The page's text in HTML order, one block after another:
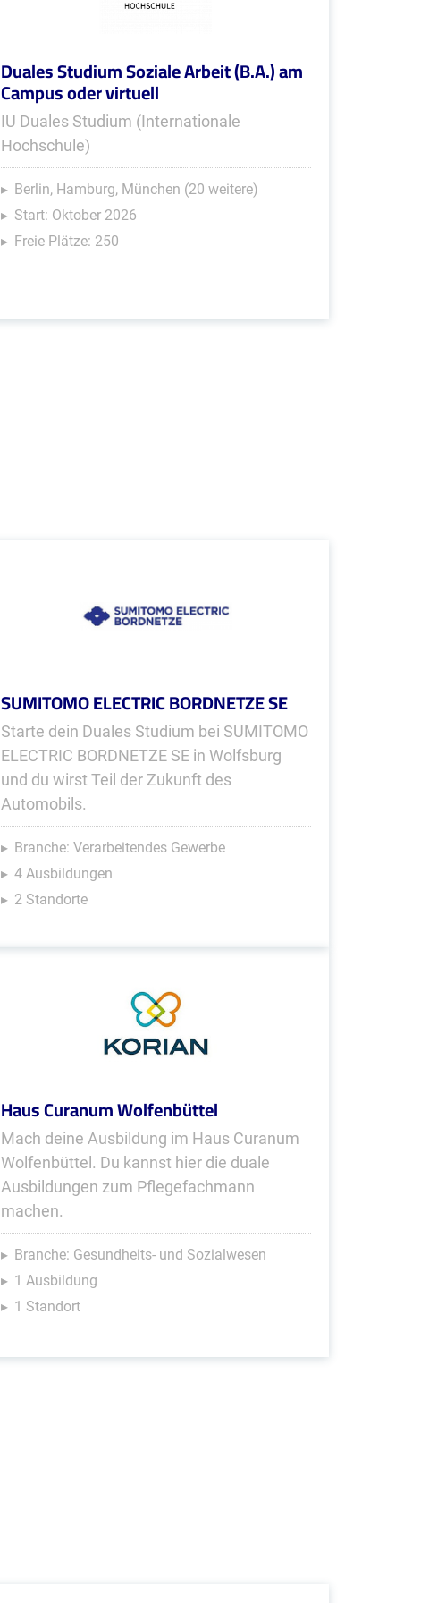
Duales Studium Soziale Arbeit (B.A.) am
Campus oder virtuell
IU Duales Studium (Internationale
Hochschule)
Berlin, Hamburg, München (20 weitere)
Start: Oktober 2026
Freie Plätze: 250
SUMITOMO ELECTRIC BORDNETZE SE
Starte dein Duales Studium bei SUMITOMO
ELECTRIC BORDNETZE SE in Wolfsburg
und du wirst Teil der Zukunft des
Automobils.
Branche: Verarbeitendes Gewerbe
4 Ausbildungen
2 Standorte
Haus Curanum Wolfenbüttel
Mach deine Ausbildung im Haus Curanum
Wolfenbüttel. Du kannst hier die duale
Ausbildungen zum Pflegefachmann
machen.
Branche: Gesundheits- und Sozialwesen
1 Ausbildung
1 Standort